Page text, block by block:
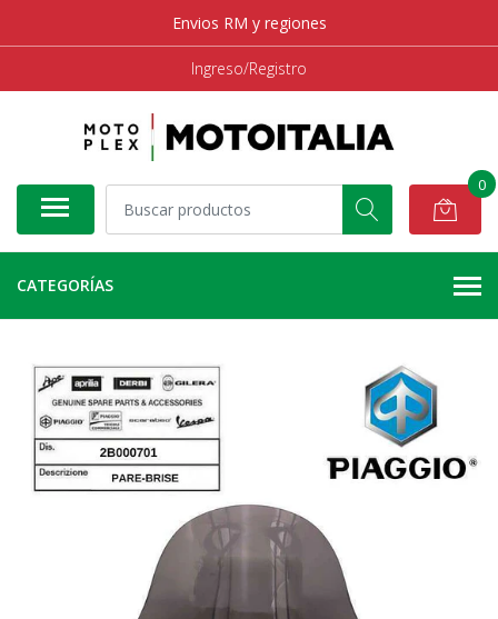
Envios RM y regiones
Ingreso/Registro
0
CATEGORÍAS